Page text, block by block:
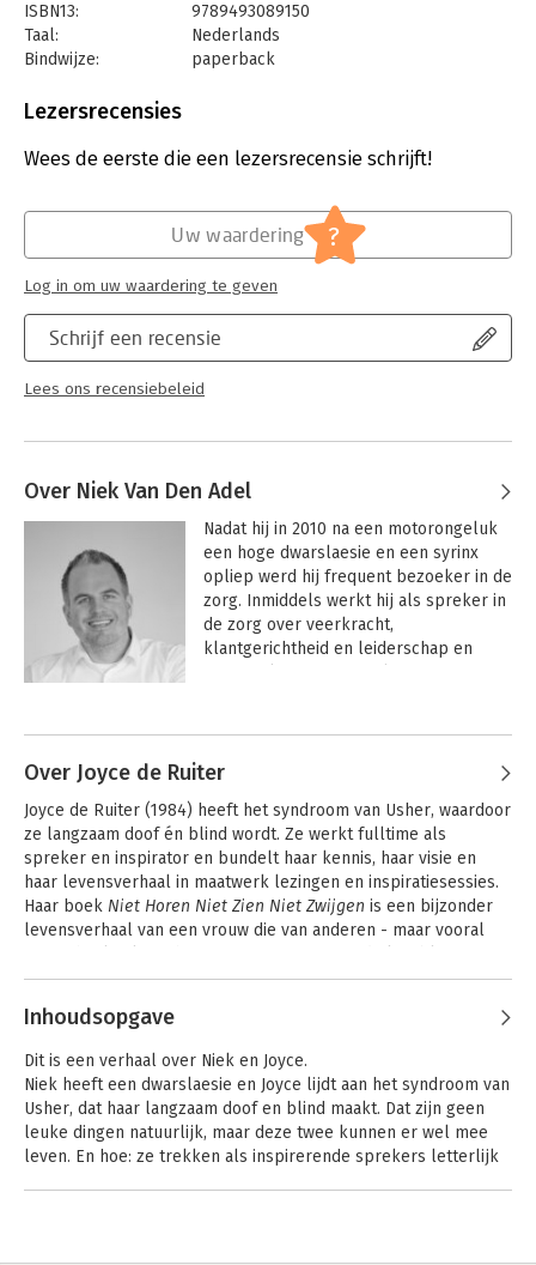
inloopkast en aan de keukentafel. Hun werk is weg, hun
gezondheid wordt bedreigd, al het nieuws is slecht en
knuffelen mag ook al niet meer. Niek trekt zich terug onder
Maar na een tijdje kunnen ze hun aangeboren optimisme toch
manieren om zich nuttig te maken en hun verhaal te vertellen.
zingend (geen goed idee) en Joyce klussend (ook niet zo). Maar
hun zoektocht leidt uiteindelijk wel ergens toe en levert
onderweg een hoop inzichten op. En dit boekje: een hilarisch
hart onder de riem voor iedereen in een tijd van crisis.
ISBN13:
9789493089150
Taal:
Nederlands
Bindwijze:
paperback
Uitgever:
Verschijningsdatum:
30-4-2020
Mens en maatschappij
Lezersrecensies
Wees de eerste die een lezersrecensie schrijft!
Schrijf een recensie
Lees ons recensiebeleid
Uw waardering ?
Log in om uw waardering te geven
Over Niek Van Den Adel
Nadat hij in 2010 na een motorongeluk
een hoge dwarslaesie en een syrinx
opliep werd hij frequent bezoeker in de
zorg. Inmiddels werkt hij als spreker in
de zorg over veerkracht,
klantgerichtheid en leiderschap en
Zet de patiënt op 2
Bekijk alle boeken
Over Joyce de Ruiter
Joyce de Ruiter (1984) heeft het syndroom van Usher, waardoor
ze langzaam doof én blind wordt. Ze werkt fulltime als
spreker en inspirator en bundelt haar kennis, haar visie en
haar levensverhaal in maatwerk lezingen en inspiratiesessies.
Haar boek Niet Horen Niet Zien Niet Zwijgen is een bijzonder
levensverhaal van een vrouw die van anderen - maar vooral
terwijl ze haar zicht en gehoor verliest. De Lamme leidt de
coronacrisis.
Andere boeken door Joyce de Ruiter
Inhoudsopgave
Dit is een verhaal over Niek en Joyce.
Niek heeft een dwarslaesie en Joyce lijdt aan het syndroom van
Usher, dat haar langzaam doof en blind maakt. Dat zijn geen
leuke dingen natuurlijk, maar deze twee kunnen er wel mee
leven. En hoe: ze trekken als inspirerende sprekers letterlijk